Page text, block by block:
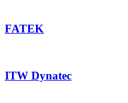
FATEK
ITW Dynatec